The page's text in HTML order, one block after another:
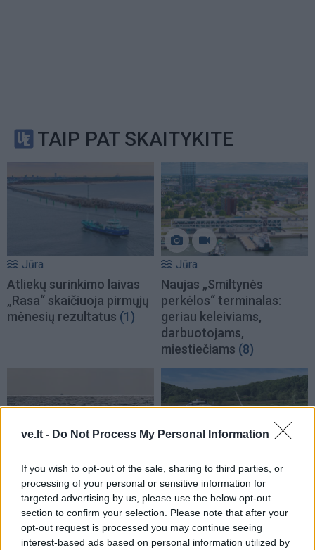
ve.lt - Do Not Process My Personal Information
If you wish to opt-out of the sale, sharing to third parties, or
processing of your personal or sensitive information for
targeted advertising by us, please use the below opt-out
section to confirm your selection. Please note that after your
opt-out request is processed you may continue seeing
interest-based ads based on personal information utilized by
TAIP PAT SKAITYKITE
Jūra
Atliekų surinkimo laivas
„Rasa“ skaičiuoja pirmųjų
mėnesių rezultatus (1)
Jūra
Naujas „Smiltynės
perkėlos“ terminalas:
geriau keleiviams,
darbuotojams,
miestiečiams (8)
Jūra
Baltijos jūrą perplaukęs
lenkų plaukikas įsirašė į
istoriją (1)
Jūra
Laivas „Raketa“ šiemet į
Nidą neplauks (12)